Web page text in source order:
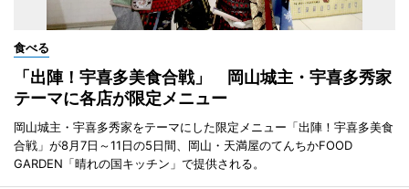
食べる
「出陣！宇喜多美食合戦」 岡山城主・宇喜多秀家
テーマに各店が限定メニュー
岡山城主・宇喜多秀家をテーマにした限定メニュー「出陣！宇喜多美食
合戦」が8月7日～11日の5日間、岡山・天満屋のてんちかFOOD
GARDEN「晴れの国キッチン」で提供される。